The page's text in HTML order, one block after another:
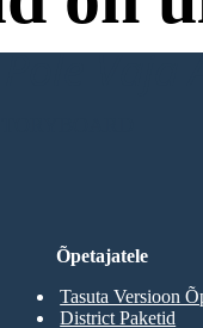
Õpetajatele
Tasuta Versioon
District Paketid